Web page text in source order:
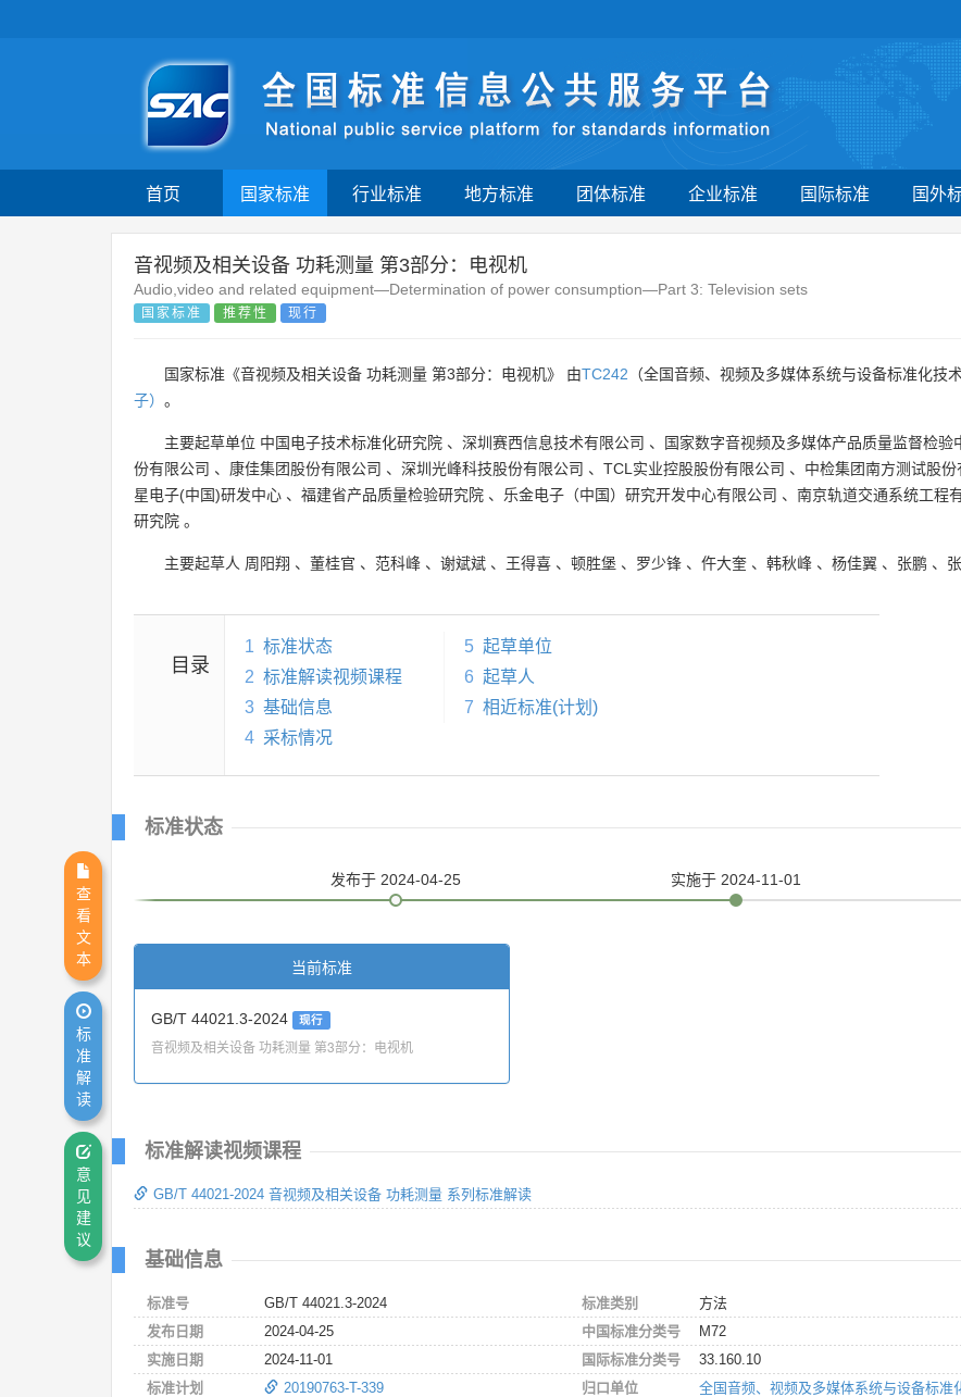
首页 国家标准 行业标准 地方标准 团体标准 企业标准 国际标准 国外
音视频及相关设备 功耗测量 第3部分：电视机
Audio,video and related equipment—Determination of power consumption—Part 3: Television sets
国家标准 推荐性 现行
国家标准《音视频及相关设备 功耗测量 第3部分：电视机》 由TC242 （全国音频、视频及多媒体系统与设备标准化技
子） 。
主要起草单位 中国电子技术标准化研究院 、 深圳赛西信息技术有限公司 、 国家数字音视频及多媒体产品质量监督检验
份有限公司 、 康佳集团股份有限公司 、 深圳光峰科技股份有限公司 、 TCL实业控股股份有限公司 、 中检集团南方测试股份
星电子(中国)研发中心 、 福建省产品质量检验研究院 、 乐金电子（中国）研究开发中心有限公司 、 南京轨道交通系统工程
研究院 。
主要起草人 周阳翔 、 董桂官 、 范科峰 、 谢斌斌 、 王得喜 、 顿胜堡 、 罗少锋 、 仵大奎 、 韩秋峰 、 杨佳翼 、 张鹏 、
目录
1 标准状态
2 标准解读视频课程
3 基础信息
4 采标情况
5 起草单位
6 起草人
7 相近标准(计划)
标准状态
发布于 2024-04-25 实施于 2024-11-01
当前标准
GB/T 44021.3-2024 现行
音视频及相关设备 功耗测量 第3部分：电视机
标准解读视频课程
GB/T 44021-2024 音视频及相关设备 功耗测量 系列标准解读
基础信息
标准号
GB/T 44021.3-2024
发布日期
2024-04-25
实施日期
2024-11-01
标准计划
20190763-T-339
标准类别
方法
中国标准分类号
M72
国际标准分类号
33.160.10
归口单位
全国音频、视频及多媒体系统与设备标准
查
看
文
本
标
准
解
读
意
见
建
议